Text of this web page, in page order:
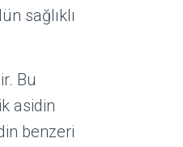
sağlıklı
Bu
asidin
benzeri